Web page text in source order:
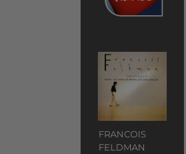
FRANCOIS
FELDMAN